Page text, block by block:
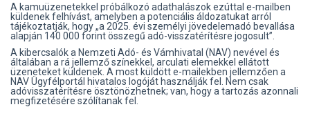
A kamuüzenetekkel próbálkozó adathalászok ezúttal e-mailben
küldenek felhívást, amelyben a potenciális áldozatukat arról
tájékoztatják, hogy „a 2025. évi személyi jövedelemadó bevallása
alapján 140 000 forint összegű adó-visszatérítésre jogosult”.
A kibercsalók a Nemzeti Adó- és Vámhivatal (NAV) nevével és
általában a rá jellemző színekkel, arculati elemekkel ellátott
üzeneteket küldenek. A most küldött e-mailekben jellemzően a
NAV Ügyfélportál hivatalos logóját használják fel. Nem csak
adóvisszatérítésre ösztönözhetnek; van, hogy a tartozás azonnali
megfizetésére szólítanak fel.